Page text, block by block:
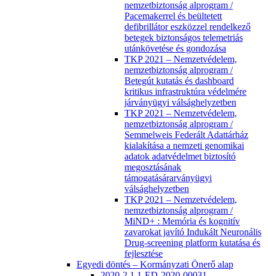
nemzetbiztonság alprogram /
Pacemakerrel és beültetett
defibrillátor eszközzel rendelkező
betegek biztonságos telemetriás
utánkövetése és gondozása
TKP 2021 – Nemzetvédelem,
nemzetbiztonság alprogram /
Betegút kutatás és dashboard
kritikus infrastruktúra védelmére
járványügyi válsághelyzetben
TKP 2021 – Nemzetvédelem,
nemzetbiztonság alprogram /
Semmelweis Federált Adattárház
kialakítása a nemzeti genomikai
adatok adatvédelmet biztosító
megosztásának
támogatásárarványügyi
válsághelyzetben
TKP 2021 – Nemzetvédelem,
nemzetbiztonság alprogram /
MiND+ : Memória és kognitív
zavarokat javító Indukált Neuronális
Drug-screening platform kutatása és
fejlesztése
Egyedi döntés – Kormányzati Önerő alap